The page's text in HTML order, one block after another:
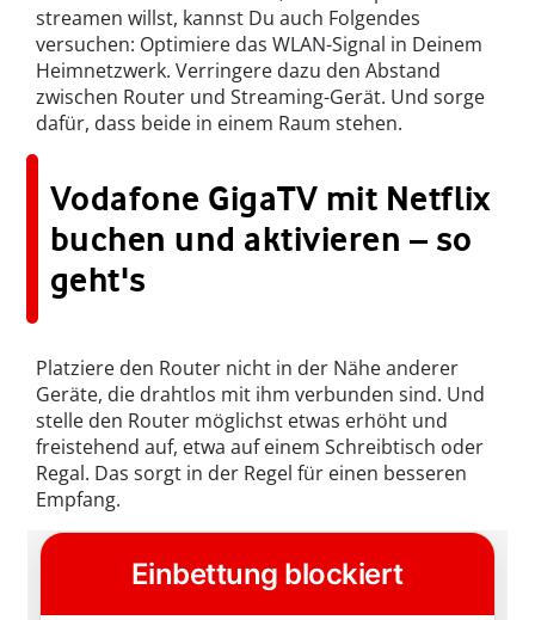
streamen willst, kannst Du auch Folgendes
versuchen: Optimiere das WLAN-Signal in Deinem
Heimnetzwerk. Verringere dazu den Abstand
zwischen Router und Streaming-Gerät. Und sorge
dafür, dass beide in einem Raum stehen.
Vodafone GigaTV mit Netflix
buchen und aktivieren – so
geht's
Platziere den Router nicht in der Nähe anderer
Geräte, die drahtlos mit ihm verbunden sind. Und
stelle den Router möglichst etwas erhöht und
freistehend auf, etwa auf einem Schreibtisch oder
Regal. Das sorgt in der Regel für einen besseren
Empfang.